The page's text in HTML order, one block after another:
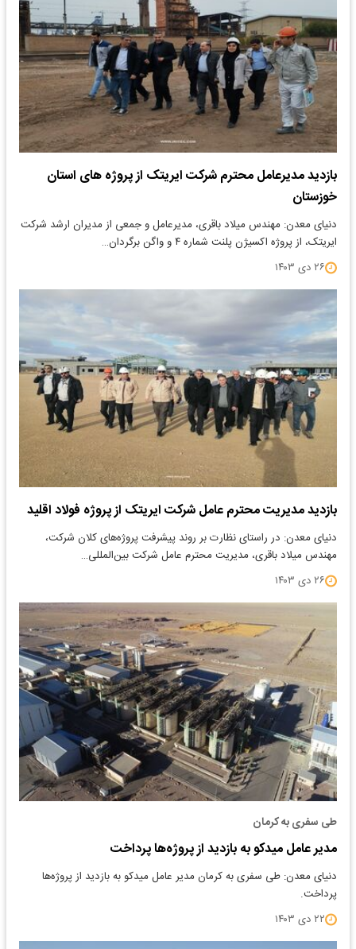
بازدید مدیرعامل محترم شرکت ایریتک از پروژه های استان
خوزستان
دنیای معدن: مهندس میلاد باقری، مدیرعامل و جمعی از مدیران ارشد شرکت
ایریتک، از پروژه اکسیژن پلنت شماره ۴ و واگن برگردان…
۲۶ دی ۱۴۰۳
بازدید مدیریت محترم عامل شرکت ایریتک از پروژه فولاد اقلید
دنیای معدن: در راستای نظارت بر روند پیشرفت پروژه‌های کلان شرکت،
مهندس میلاد باقری، مدیریت محترم عامل شرکت بین‌المللی…
۲۶ دی ۱۴۰۳
طی سفری به کرمان
مدیر عامل میدکو به بازدید از پروژه‌ها پرداخت
دنیای معدن: طی سفری به کرمان مدیر عامل میدکو به بازدید از پروژه‌ها
پرداخت.
۲۲ دی ۱۴۰۳